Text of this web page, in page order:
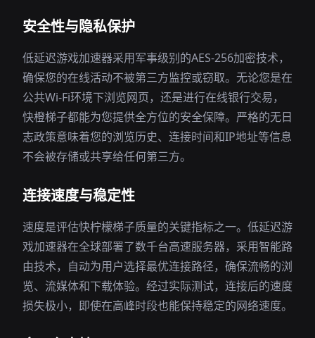
安全性与隐私保护
低延迟游戏加速器采用军事级别的AES-256加密技术，
确保您的在线活动不被第三方监控或窃取。无论您是在
公共Wi-Fi环境下浏览网页，还是进行在线银行交易，
快橙梯子都能为您提供全方位的安全保障。严格的无日
志政策意味着您的浏览历史、连接时间和IP地址等信息
不会被存储或共享给任何第三方。
连接速度与稳定性
速度是评估快柠檬梯子质量的关键指标之一。低延迟游
戏加速器在全球部署了数千台高速服务器，采用智能路
由技术，自动为用户选择最优连接路径，确保流畅的浏
览、流媒体和下载体验。经过实际测试，连接后的速度
损失极小，即使在高峰时段也能保持稳定的网络速度。